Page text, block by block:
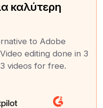
καλύτερη
to Adobe
editing done in 3
videos for free.